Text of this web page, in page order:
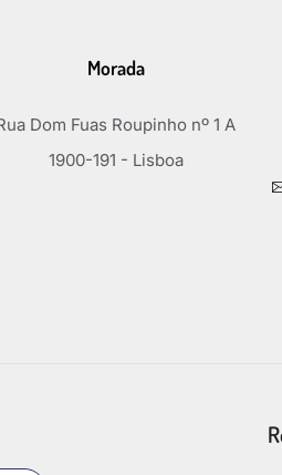
Morada
Dom Fuas Roupinho nº 1 A
1900-191 - Lisboa